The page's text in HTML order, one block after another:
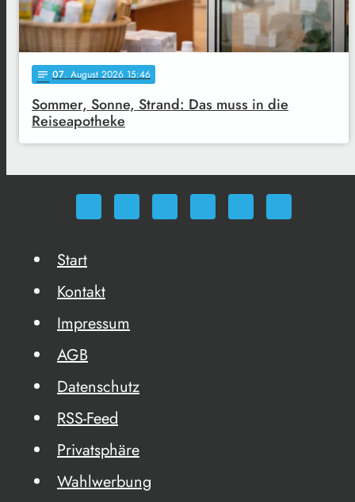
notes 07. August 2026 15:46
Sommer, Sonne, Strand: Das muss in die
Reiseapotheke
Start
Kontakt
Impressum
AGB
Datenschutz
RSS-Feed
Privatsphäre
Wahlwerbung